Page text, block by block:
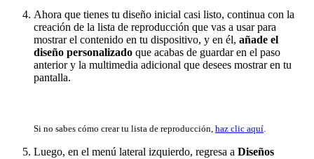
Ahora que tienes tu diseño inicial casi listo, continua con la
creación de la lista de reproducción que vas a usar para
mostrar el contenido en tu dispositivo, y en él, añade el
diseño personalizado que acabas de guardar en el paso
anterior y la multimedia adicional que desees mostrar en tu
pantalla.
Si no sabes cómo crear tu lista de reproducción, haz clic aquí.
Luego, en el menú lateral izquierdo, regresa a Diseños